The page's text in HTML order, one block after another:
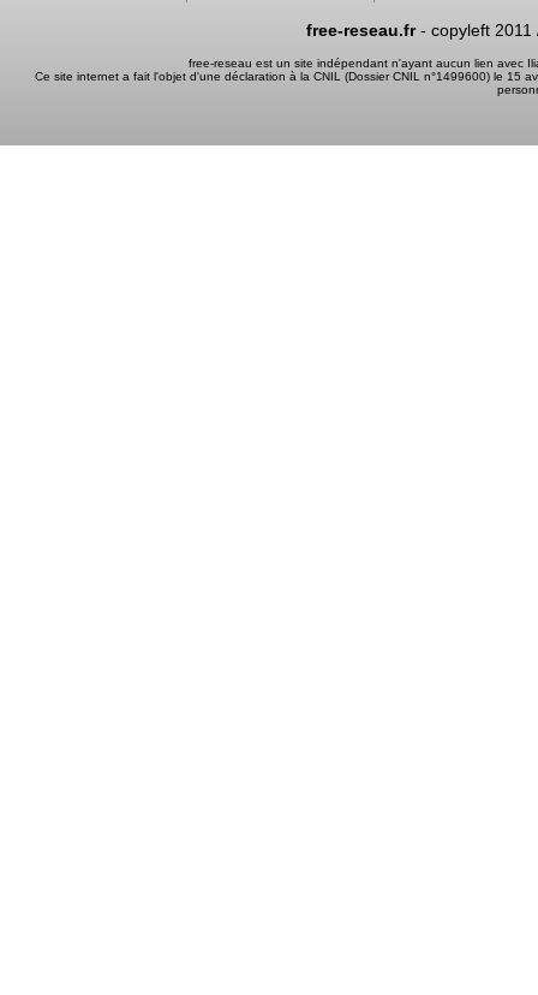
free-reseau.fr- copyleft 2011
free-reseau est un site indépendant n'ayant aucun lien avec
Ce site internet a fait l'objet d'une déclaration à la CNIL (Dossier CNIL n°1499600) le 15